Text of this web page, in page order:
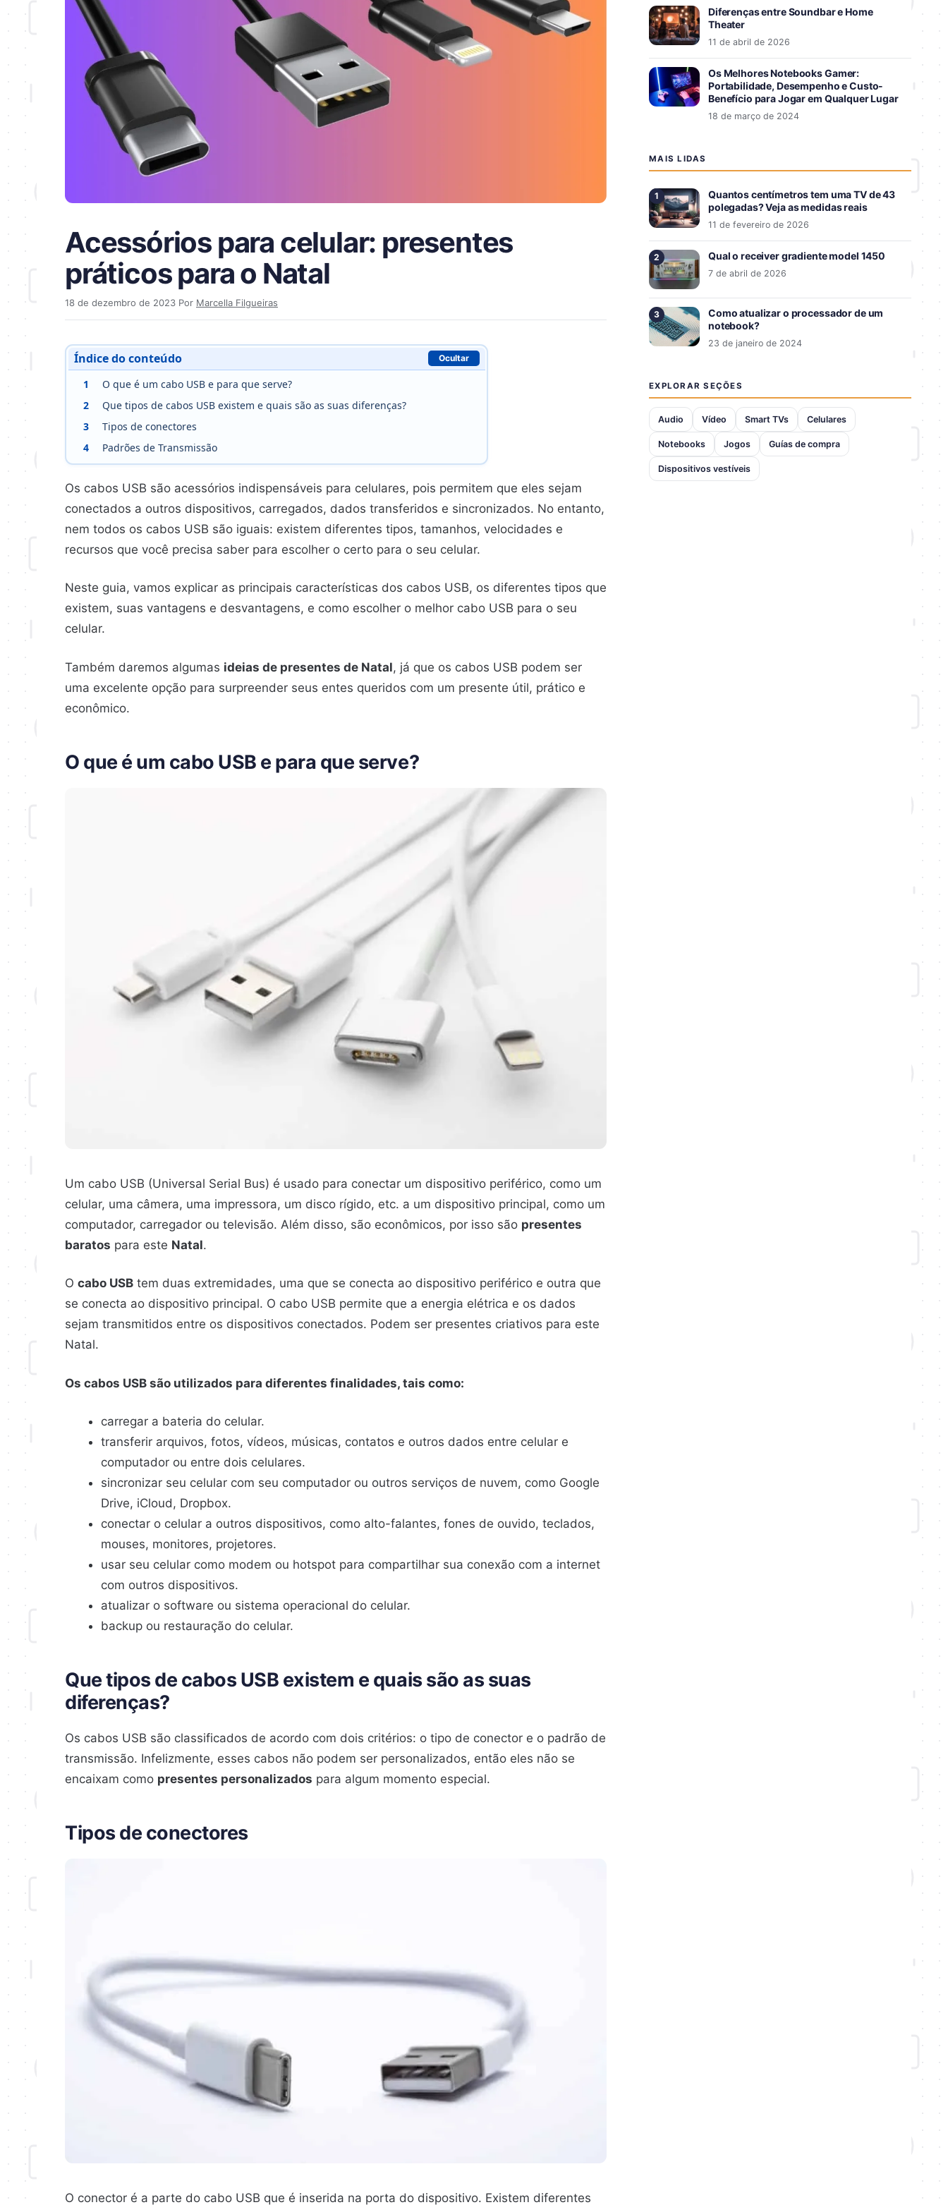
Acessórios para celular: presentes
práticos para o Natal
18 de dezembro de 2023 Por Marcella Filgueiras
Índice do conteúdo Ocultar
1
O que é um cabo USB e para que serve?
2
Que tipos de cabos USB existem e quais são as suas diferenças?
3
Tipos de conectores
4
Padrões de Transmissão
Os cabos USB são acessórios indispensáveis para celulares, pois permitem que eles sejam
conectados a outros dispositivos, carregados, dados transferidos e sincronizados. No entanto,
nem todos os cabos USB são iguais: existem diferentes tipos, tamanhos, velocidades e
recursos que você precisa saber para escolher o certo para o seu celular.
Neste guia, vamos explicar as principais características dos cabos USB, os diferentes tipos que
existem, suas vantagens e desvantagens, e como escolher o melhor cabo USB para o seu
celular.
Também daremos algumas ideias de presentes de Natal, já que os cabos USB podem ser
uma excelente opção para surpreender seus entes queridos com um presente útil, prático e
econômico.
O que é um cabo USB e para que serve?
Um cabo USB (Universal Serial Bus) é usado para conectar um dispositivo periférico, como um
celular, uma câmera, uma impressora, um disco rígido, etc. a um dispositivo principal, como um
computador, carregador ou televisão. Além disso, são econômicos, por isso são presentes
baratos para este Natal.
O cabo USB tem duas extremidades, uma que se conecta ao dispositivo periférico e outra que
se conecta ao dispositivo principal. O cabo USB permite que a energia elétrica e os dados
sejam transmitidos entre os dispositivos conectados. Podem ser presentes criativos para este
Natal.
Os cabos USB são utilizados para diferentes finalidades, tais como:
carregar a bateria do celular.
transferir arquivos, fotos, vídeos, músicas, contatos e outros dados entre celular e
computador ou entre dois celulares.
sincronizar seu celular com seu computador ou outros serviços de nuvem, como Google
Drive, iCloud, Dropbox.
conectar o celular a outros dispositivos, como alto-falantes, fones de ouvido, teclados,
mouses, monitores, projetores.
usar seu celular como modem ou hotspot para compartilhar sua conexão com a internet
com outros dispositivos.
atualizar o software ou sistema operacional do celular.
backup ou restauração do celular.
Que tipos de cabos USB existem e quais são as suas
diferenças?
Os cabos USB são classificados de acordo com dois critérios: o tipo de conector e o padrão de
transmissão. Infelizmente, esses cabos não podem ser personalizados, então eles não se
encaixam como presentes personalizados para algum momento especial.
Tipos de conectores
O conector é a parte do cabo USB que é inserida na porta do dispositivo. Existem diferentes
Diferenças entre Soundbar e Home
Theater
11 de abril de 2026
Os Melhores Notebooks Gamer:
Portabilidade, Desempenho e Custo-
Benefício para Jogar em Qualquer Lugar
18 de março de 2024
MAIS LIDAS
Quantos centímetros tem uma TV de 43
polegadas? Veja as medidas reais
11 de fevereiro de 2026
Qual o receiver gradiente model 1450
7 de abril de 2026
Como atualizar o processador de um
notebook?
23 de janeiro de 2024
EXPLORAR SEÇÕES
Audio Vídeo Smart TVs Celulares
Notebooks Jogos Guías de compra
Dispositivos vestíveis